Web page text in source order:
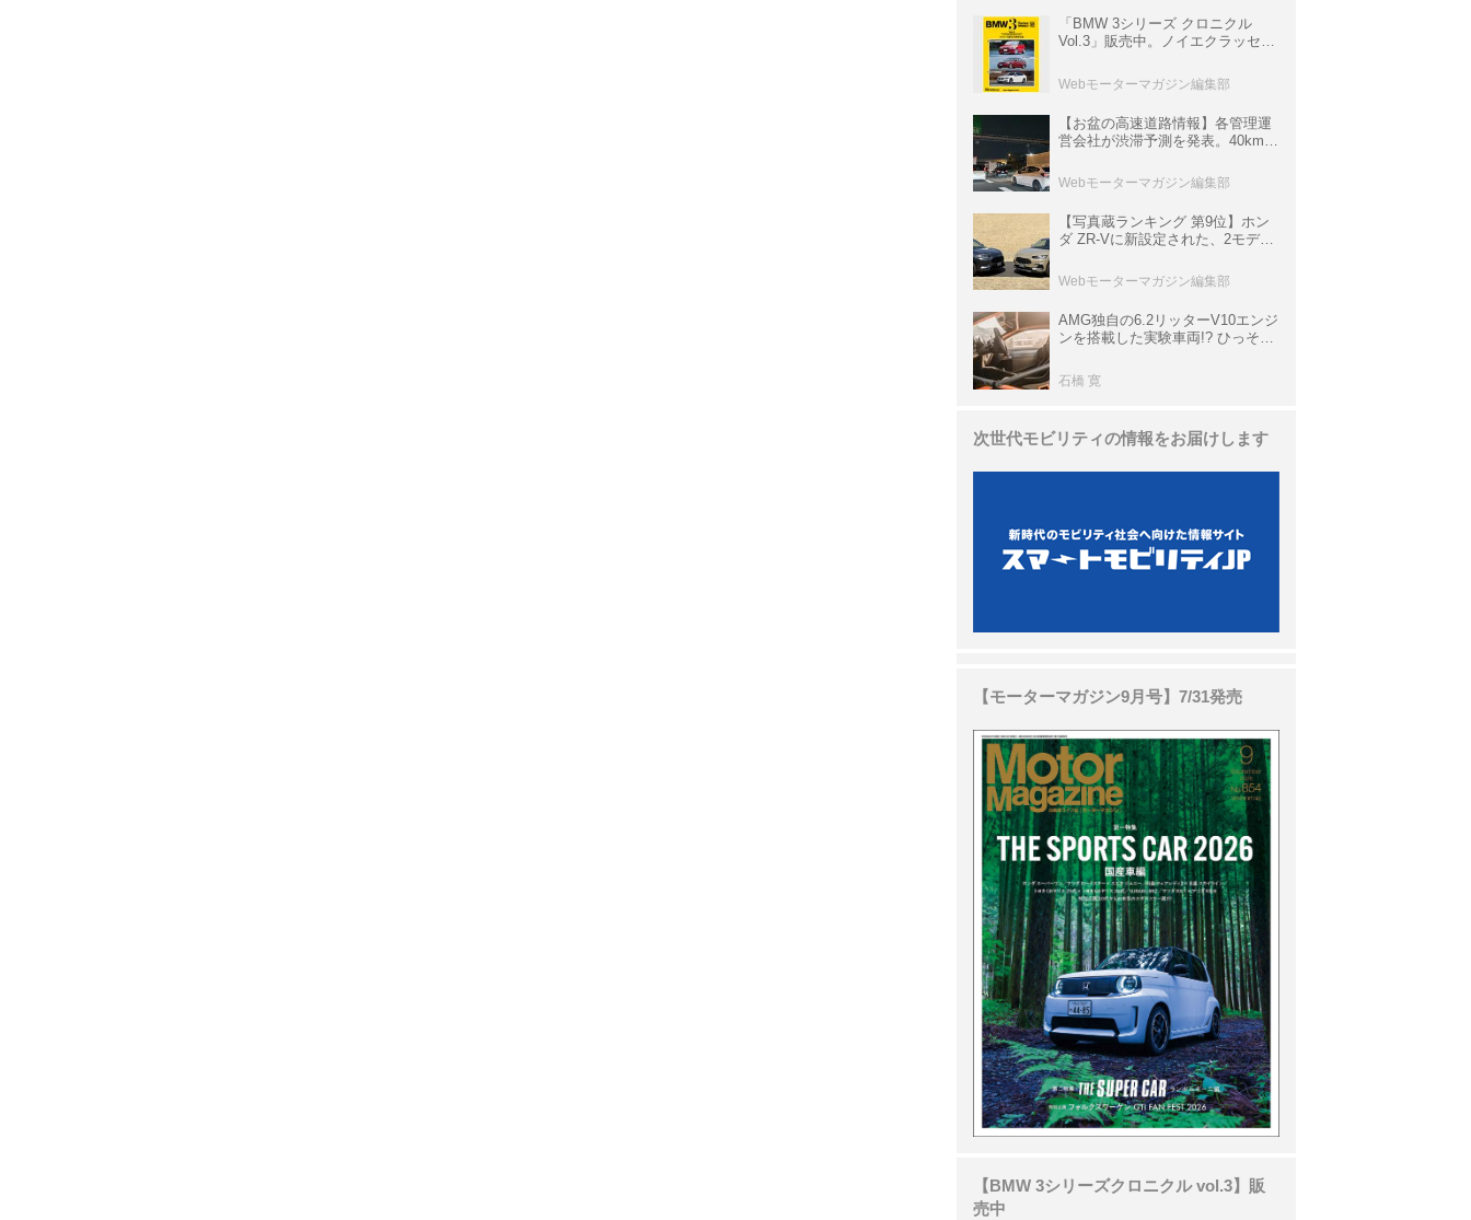
「BMW 3シリーズ クロニクル
Vol.3」販売中。ノイエクラッセか
ムック
Webモーターマガジン編集部
【お盆の高速道路情報】各管理運
営会社が渋滞予測を発表。40km以
数ある
Webモーターマガジン編集部
【写真蔵ランキング 第9位】ホン
ダ ZR-Vに新設定された、2モデル
グ」と「ブラックスタイル」
Webモーターマガジン編集部
AMG独自の6.2リッターV10エンジ
ンを搭載した実験車両!? ひっそり
P900 プロトタイプ」とは
石橋 寛
次世代モビリティの情報をお届けします
【モーターマガジン9月号】7/31発売
【BMW 3シリーズクロニクル vol.3】販
売中